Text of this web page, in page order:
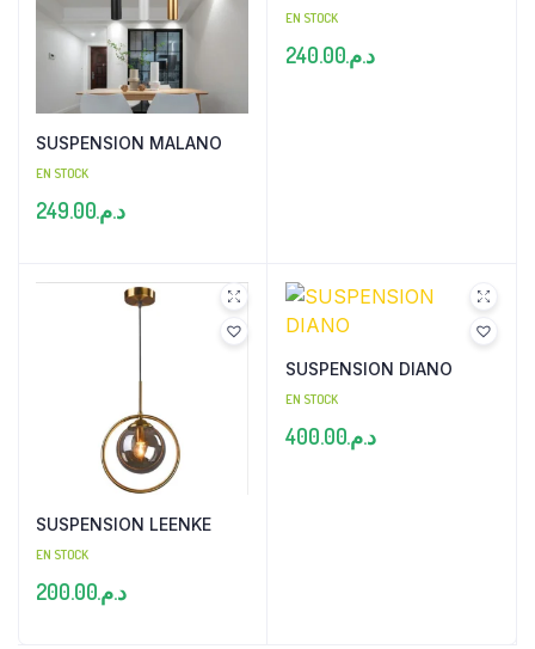
SUSPENSION MALANO
EN STOCK
د.م.249.00
EN STOCK
د.م.240.00
SUSPENSION LEENKE
EN STOCK
د.م.200.00
SUSPENSION DIANO
EN STOCK
د.م.400.00